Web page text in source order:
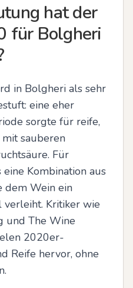
hat der
für Bolgheri
in Bolgheri als sehr
eine eher
sorgte für reife,
sauberen
Für
eine Kombination aus
dem Wein ein
verleiht. Kritiker wie
und The Wine
2020er-
Reife hervor, ohne